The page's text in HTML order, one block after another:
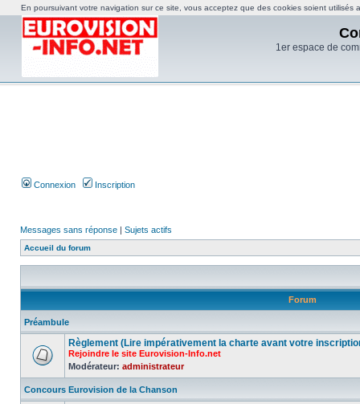
1er espace de
Connexion Inscription
Messages sans réponse | Sujets actifs
Accueil du forum
Forum
Préambule
Règlement (Lire impérativement la charte avant votre
Rejoindre le site Eurovision-Info.net
Modérateur: administrateur
Concours Eurovision de la Chanson
En poursuivant votre navigation sur ce site, vous acceptez que des cookies soient